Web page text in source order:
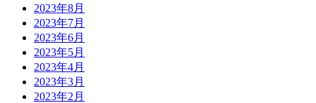
2023年8月
2023年7月
2023年6月
2023年5月
2023年4月
2023年3月
2023年2月